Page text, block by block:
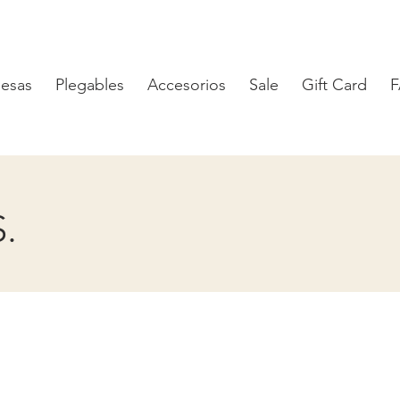
Plegables Accesorios Sale Gift Card